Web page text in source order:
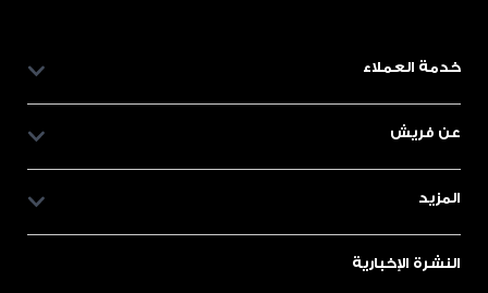
خدمة العملاء
عن فريش
المزيد
النشرة الإخبارية